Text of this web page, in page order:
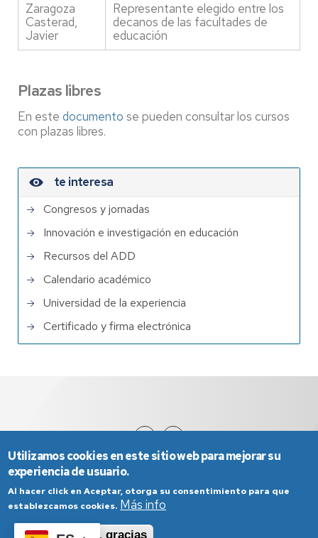
Zaragoza
Casterad,
Javier
Representante elegido entre los
decanos de las facultades de
educación
Plazas libres
En este documento se pueden consultar los cursos
con plazas libres.
te interesa
Congresos y jornadas
Innovación e investigación en educación
Recursos del ADD
Calendario académico
Universidad de la experiencia
Certificado y firma electrónica
Utilizamos cookies en este sitio web para mejorar su
experiencia de usuario.
Al hacer click en Aceptar, otorga su consentimiento para que
establezcamos cookies. Más info
No, gracias